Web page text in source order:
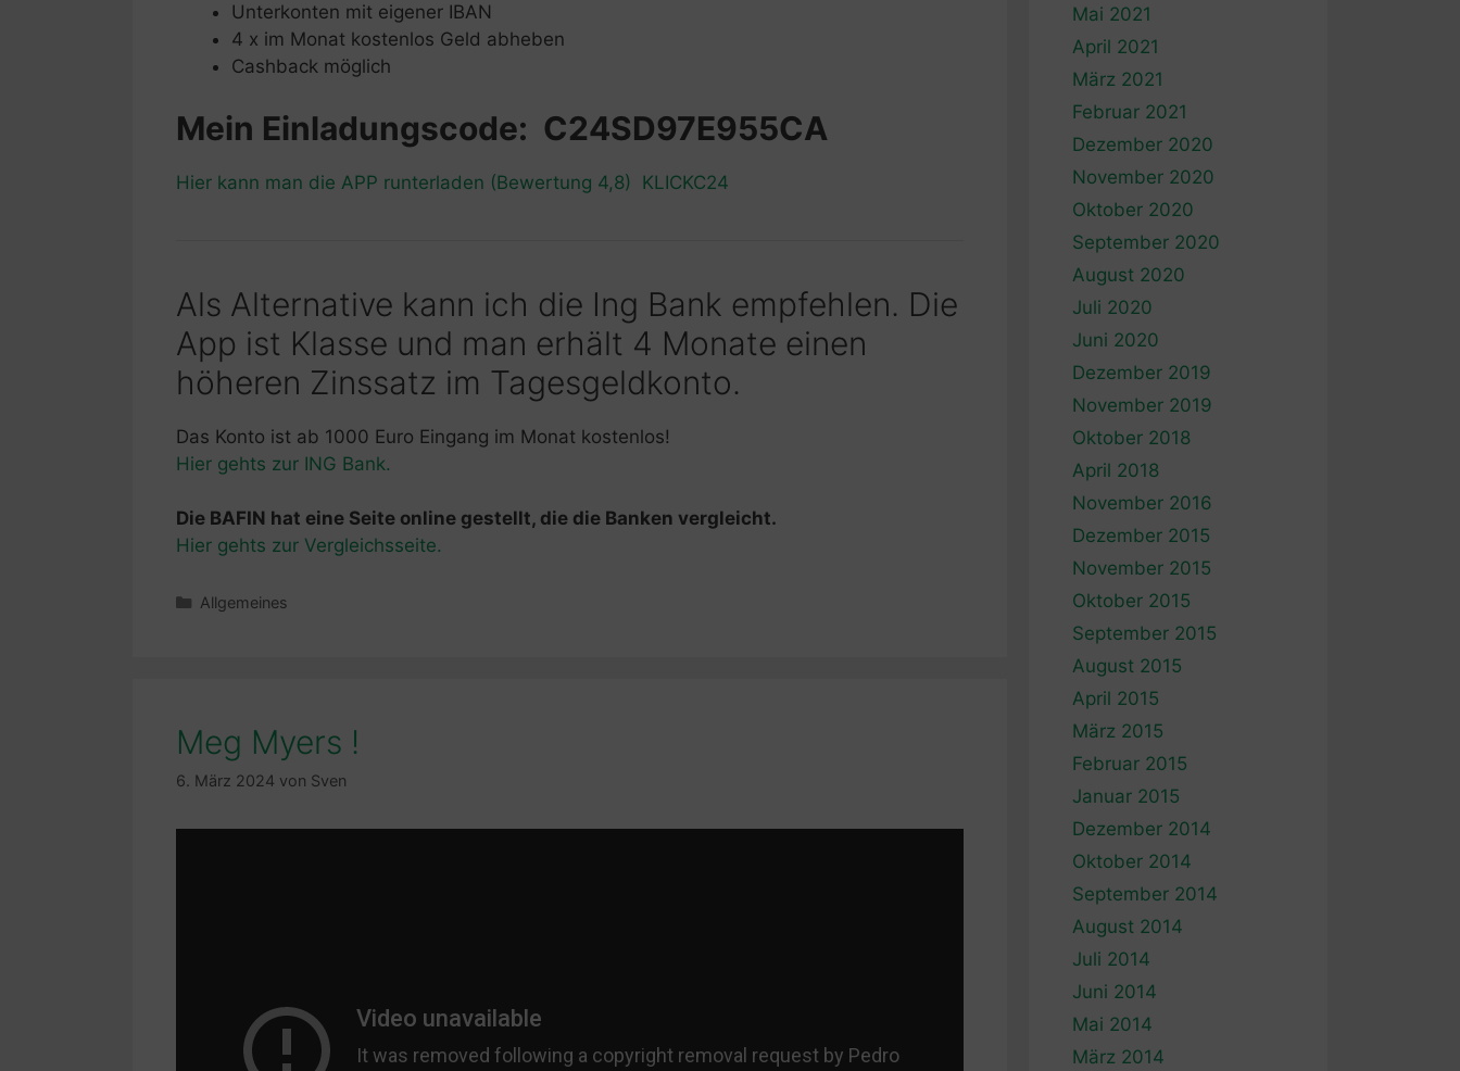
Unterkonten mit eigener IBAN
4 x im Monat kostenlos Geld abheben
Cashback möglich
Mein Einladungscode: C24SD97E955CA
Hier kann man die APP runterladen (Bewertung 4,8) KLICKC24
Als Alternative kann ich die Ing Bank empfehlen. Die
App ist Klasse und man erhält 4 Monate einen
höheren Zinssatz im Tagesgeldkonto.
Das Konto ist ab 1000 Euro Eingang im Monat kostenlos!
Hier gehts zur ING Bank.
Die BAFIN hat eine Seite online gestellt, die die Banken vergleicht.
Hier gehts zur Vergleichsseite.
Kategorien
Allgemeines
Meg Myers !
6. März 2024 von Sven
Mai 2021
April 2021
März 2021
Februar 2021
Dezember 2020
November 2020
Oktober 2020
September 2020
August 2020
Juli 2020
Juni 2020
Dezember 2019
November 2019
Oktober 2018
April 2018
November 2016
Dezember 2015
November 2015
Oktober 2015
September 2015
August 2015
April 2015
März 2015
Februar 2015
Januar 2015
Dezember 2014
Oktober 2014
September 2014
August 2014
Juli 2014
Juni 2014
Mai 2014
März 2014